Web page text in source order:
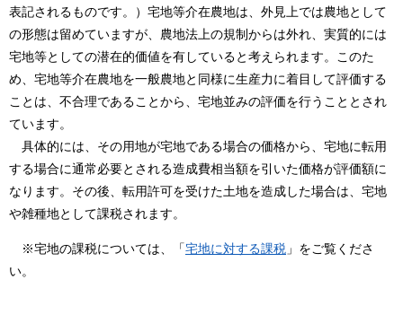
表記されるものです。）宅地等介在農地は、外見上では農地として
の形態は留めていますが、農地法上の規制からは外れ、実質的には
宅地等としての潜在的価値を有していると考えられます。このた
め、宅地等介在農地を一般農地と同様に生産力に着目して評価する
ことは、不合理であることから、宅地並みの評価を行うこととされ
ています。
具体的には、その用地が宅地である場合の価格から、宅地に転用
する場合に通常必要とされる造成費相当額を引いた価格が評価額に
なります。その後、転用許可を受けた土地を造成した場合は、宅地
や雑種地として課税されます。
※宅地の課税については、「宅地に対する課税 」をご覧くださ
い。